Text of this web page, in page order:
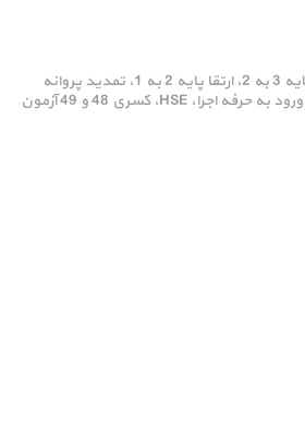
دوره های مبحث 19، ارتقا پایه 3 به 2، ارتقا پایه 2 به 1، تمدید پروانه
اشتغال نظام مهندسی البرز،ورود به حرفه اجرا، HSE، کسری 48 و 49 آزمون